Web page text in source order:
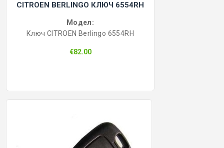
CITROEN BERLINGO КЛЮЧ 6554RH
Модел:
Ключ CITROEN Berlingo 6554RH
€82.00